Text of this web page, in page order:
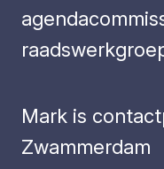
Mark is
Zwammerdam